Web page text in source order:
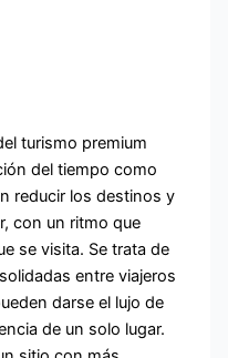
turismo premium
del tiempo como
reducir los destinos y
con un ritmo que
se visita. Se trata de
entre viajeros
darse el lujo de
de un solo lugar.